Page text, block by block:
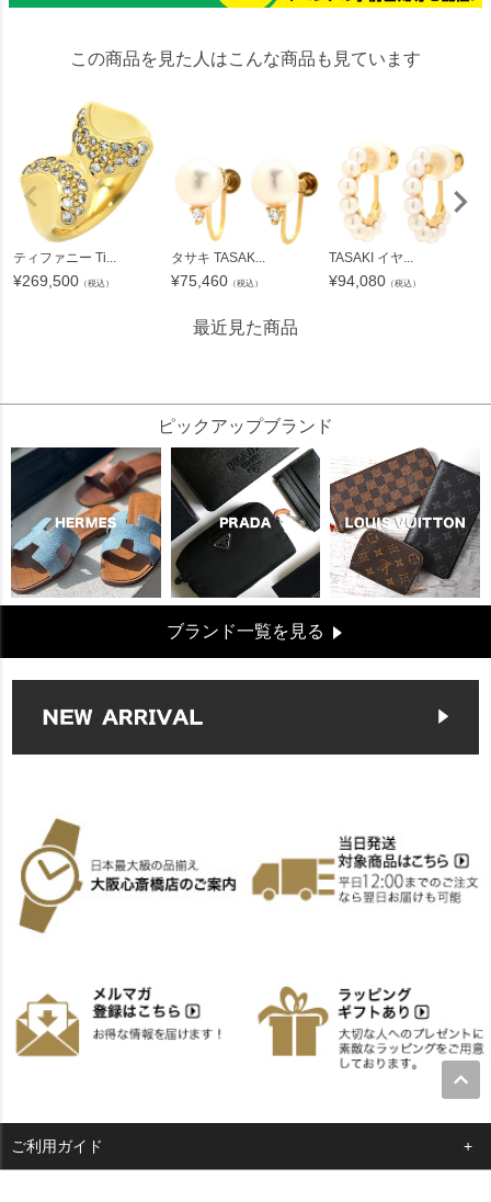
この商品を見た人はこんな商品も見ています
ティファニー Ti...
¥269,500 （税込）
タサキ TASAK...
¥75,460 （税込）
TASAKI イヤ...
¥94,080 （税込）
最近見た商品
ピックアップブランド
ブランド一覧を見る
ご利用ガイド